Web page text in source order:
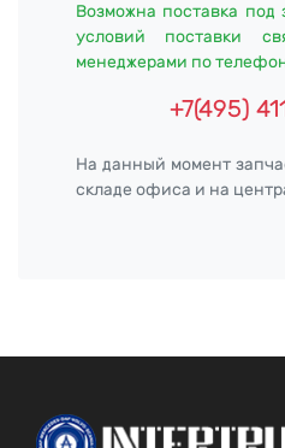
Возможна поставка под
условий поставки
менеджерами по
+7(495)
На данный момент
складе офиса и на